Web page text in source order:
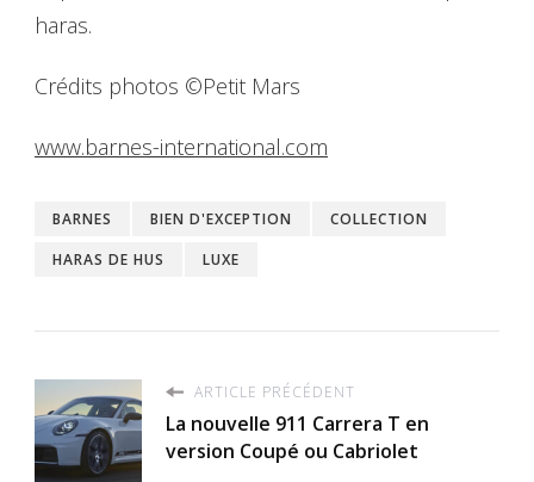
haras.
Crédits photos ©Petit Mars
www.barnes-international.com
BARNES BIEN D'EXCEPTION
COLLECTION
HARAS DE HUS
LUXE
ARTICLE PRÉCÉDENT
La nouvelle 911 Carrera T en
version Coupé ou Cabriolet